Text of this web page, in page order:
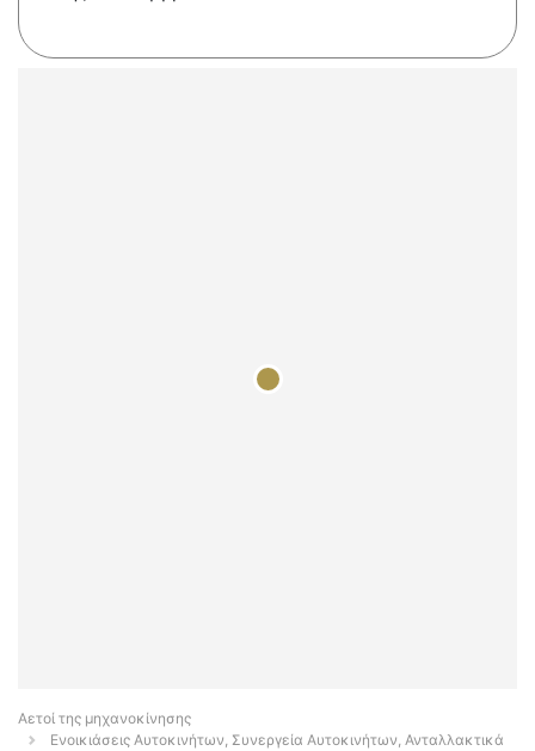
Αετοί της μηχανοκίνησης
Ενοικιάσεις Αυτοκινήτων, Συνεργεία Αυτοκινήτων, Ανταλλακτικά